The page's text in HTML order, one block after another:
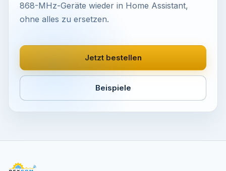
868-MHz-Geräte wieder in Home Assistant,
ohne alles zu ersetzen.
Jetzt bestellen
Beispiele